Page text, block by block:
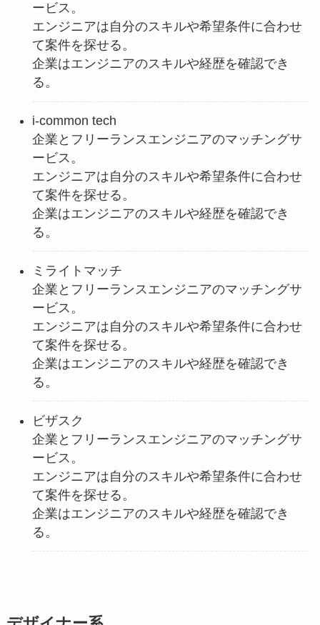
ービス。
エンジニアは自分のスキルや希望条件に合わせ
て案件を探せる。
企業はエンジニアのスキルや経歴を確認でき
る。
i-common tech
企業とフリーランスエンジニアのマッチングサ
ービス。
エンジニアは自分のスキルや希望条件に合わせ
て案件を探せる。
企業はエンジニアのスキルや経歴を確認でき
る。
ミライトマッチ
企業とフリーランスエンジニアのマッチングサ
ービス。
エンジニアは自分のスキルや希望条件に合わせ
て案件を探せる。
企業はエンジニアのスキルや経歴を確認でき
る。
ビザスク
企業とフリーランスエンジニアのマッチングサ
ービス。
エンジニアは自分のスキルや希望条件に合わせ
て案件を探せる。
企業はエンジニアのスキルや経歴を確認でき
る。